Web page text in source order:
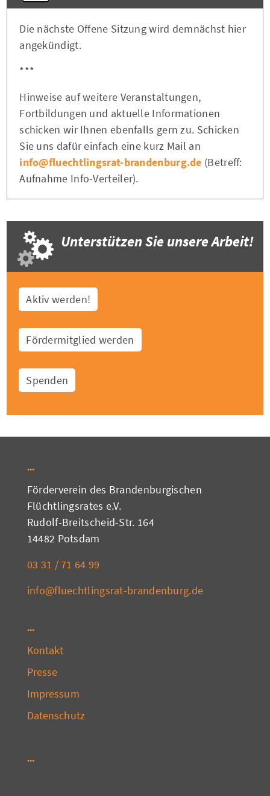
Die nächste Offene Sitzung wird demnächst hier
angekündigt.
***
Hinweise auf weitere Veranstaltungen,
Fortbildungen und aktuelle Informationen
schicken wir Ihnen ebenfalls gern zu. Schicken
Sie uns dafür einfach eine kurz Mail an
info@fluechtlingsrat-brandenburg.de (Betreff:
Aufnahme Info-Verteiler).
Unterstützen Sie unsere Arbeit!
Aktiv werden!
Fördermitglied werden
Spenden
Förderverein des Brandenburgischen
Flüchtlingsrates e.V.
Rudolf-Breitscheid-Str. 164
14482 Potsdam
03 31 / 71 64 99
info@fluechtlingsrat-brandenburg.de
Kontakt
Presse
Impressum
Datenschutz